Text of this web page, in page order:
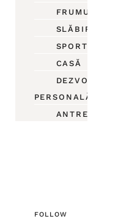
FRUMUSEȚE
SLĂBIRE
SPORT
CASĂ
DEZVOLTARE
PERSONALĂ
ANTREPRENORIAT
FOLLOW